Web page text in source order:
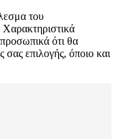
του
Χαρακτηριστικά
ότι θα
επιλογής, όποιο και